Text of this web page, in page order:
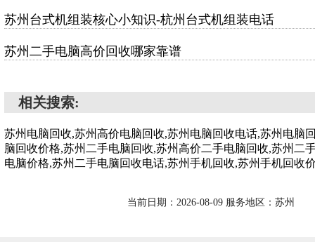
苏州台式机组装核心小知识-杭州台式机组装电话
苏州二手电脑高价回收哪家靠谱
相关搜索:
苏州电脑回收,苏州高价电脑回收,苏州电脑回收电话,苏州电脑
脑回收价格,苏州二手电脑回收,苏州高价二手电脑回收,苏州二
电脑价格,苏州二手电脑回收电话,苏州手机回收,苏州手机回收
当前日期：2026-08-09 服务地区：苏州